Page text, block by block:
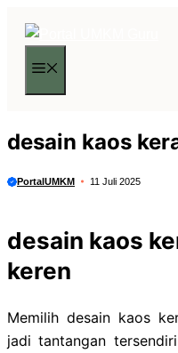
desain kaos
PortalUMKM 11 Juli 2025
desain kaos
keren
Memilih desain kaos
jadi tantangan